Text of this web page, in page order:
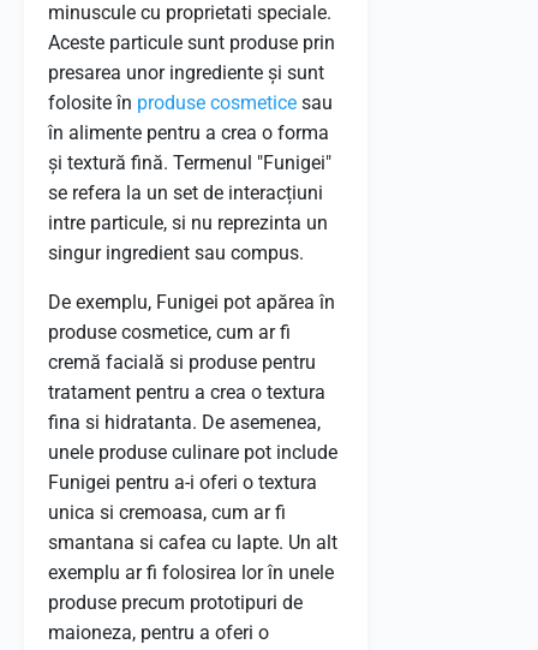
minuscule cu proprietati speciale.
Aceste particule sunt produse prin
presarea unor ingrediente și sunt
folosite în produse cosmetice sau
în alimente pentru a crea o forma
și textură fină. Termenul "Funigei"
se refera la un set de interacțiuni
intre particule, si nu reprezinta un
singur ingredient sau compus.
De exemplu, Funigei pot apărea în
produse cosmetice, cum ar fi
cremă facială si produse pentru
tratament pentru a crea o textura
fina si hidratanta. De asemenea,
unele produse culinare pot include
Funigei pentru a-i oferi o textura
unica si cremoasa, cum ar fi
smantana si cafea cu lapte. Un alt
exemplu ar fi folosirea lor în unele
produse precum prototipuri de
maioneza, pentru a oferi o